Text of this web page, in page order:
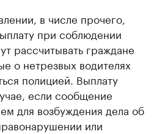
в числе прочего,
при соблюдении
рассчитывать граждане
о нетрезвых водителях
полицией. Выплату
если сообщение
для возбуждения дела об
или